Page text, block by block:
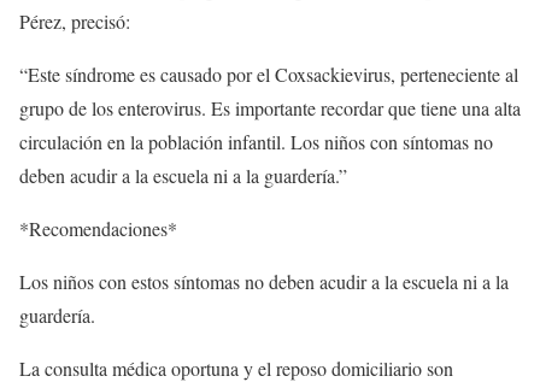
Pérez, precisó:
“Este síndrome es causado por el Coxsackievirus, perteneciente al
grupo de los enterovirus. Es importante recordar que tiene una alta
circulación en la población infantil. Los niños con síntomas no
deben acudir a la escuela ni a la guardería.”
*Recomendaciones*
Los niños con estos síntomas no deben acudir a la escuela ni a la
guardería.
La consulta médica oportuna y el reposo domiciliario son